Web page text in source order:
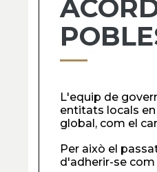
L'equip de
entitats locals
global, com el
Per això el
d'adherir-se com